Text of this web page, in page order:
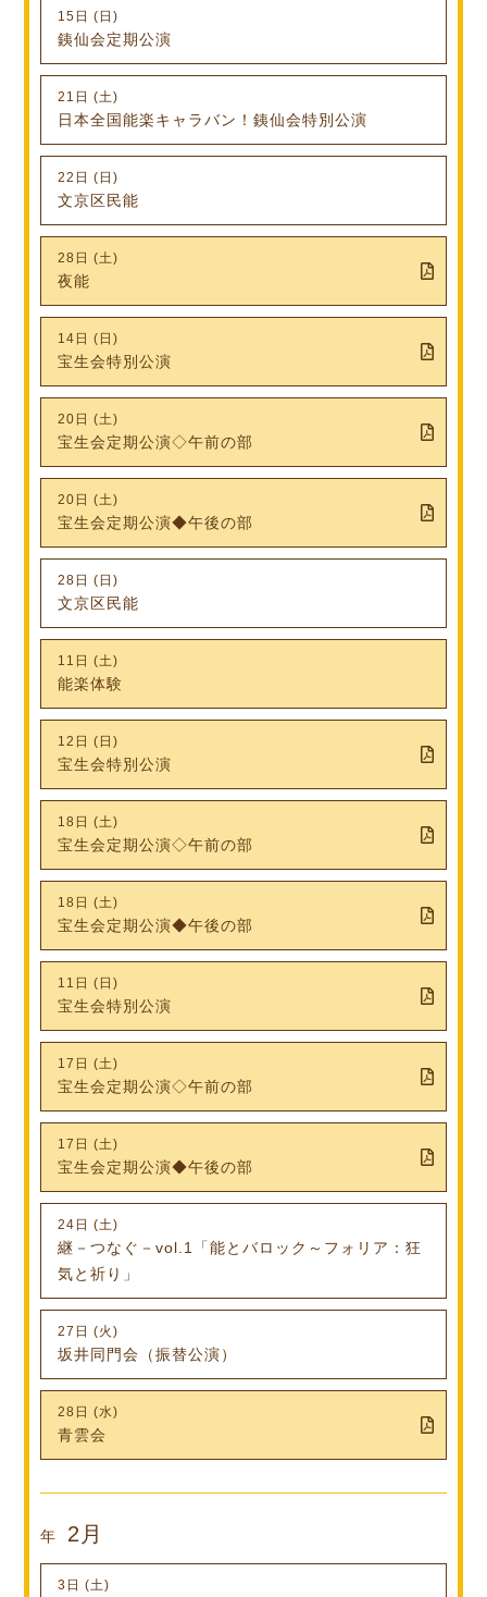
15日 (日)
銕仙会定期公演
21日 (土)
日本全国能楽キャラバン！銕仙会特別公演
22日 (日)
文京区民能
28日 (土)
夜能
14日 (日)
宝生会特別公演
20日 (土)
宝生会定期公演◇午前の部
20日 (土)
宝生会定期公演◆午後の部
28日 (日)
文京区民能
11日 (土)
能楽体験
12日 (日)
宝生会特別公演
18日 (土)
宝生会定期公演◇午前の部
18日 (土)
宝生会定期公演◆午後の部
11日 (日)
宝生会特別公演
17日 (土)
宝生会定期公演◇午前の部
17日 (土)
宝生会定期公演◆午後の部
24日 (土)
継－つなぐ－vol.1「能とバロック～フォリア：狂
気と祈り」
27日 (火)
坂井同門会（振替公演）
28日 (水)
青雲会
年 2月
3日 (土)